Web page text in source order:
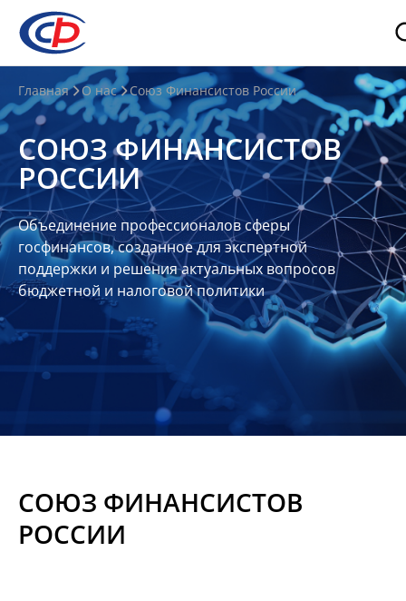
О
нас
О
СФР
Совет
Союза
Участники
Планы
отчеты
Контакты
Материалы
Главная О нас Союз Финансистов России
СОЮЗ ФИНАНСИСТОВ
РОССИИ
Объединение профессионалов сферы
госфинансов, созданное для экспертной
поддержки и решения актуальных вопросов
бюджетной и налоговой политики
СОЮЗ ФИНАНСИСТОВ
РОССИИ